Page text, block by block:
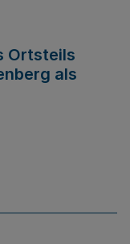
Ortsteils
als